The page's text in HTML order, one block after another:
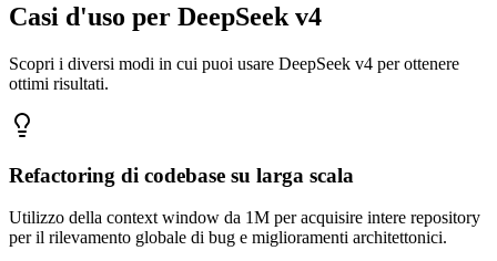
Casi d'uso per DeepSeek v4
Scopri i diversi modi in cui puoi usare DeepSeek v4 per ottenere
ottimi risultati.
Refactoring di codebase su larga scala
Utilizzo della context window da 1M per acquisire intere repository
per il rilevamento globale di bug e miglioramenti architettonici.